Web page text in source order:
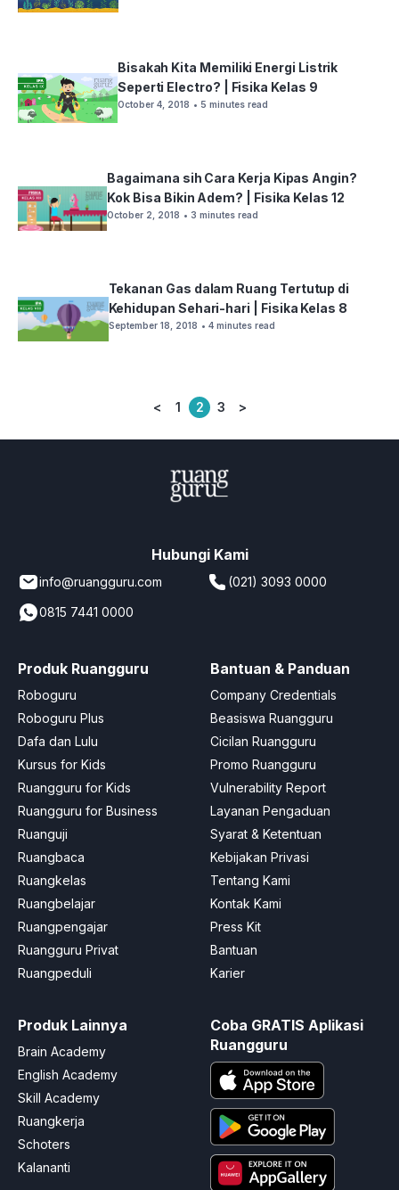
Bisakah Kita Memiliki Energi Listrik
Seperti Electro? | Fisika Kelas 9
October 4, 2018 • 5 minutes read
Bagaimana sih Cara Kerja Kipas Angin?
Kok Bisa Bikin Adem? | Fisika Kelas 12
October 2, 2018 • 3 minutes read
Tekanan Gas dalam Ruang Tertutup di
Kehidupan Sehari-hari | Fisika Kelas 8
September 18, 2018 • 4 minutes read
Posts
< 1 2 3 >
Hubungi Kami
info@ruangguru.com
(021) 3093 0000
0815 7441 0000
Produk Ruangguru
Roboguru
Roboguru Plus
Dafa dan Lulu
Kursus for Kids
Ruangguru for Kids
Ruangguru for Business
Ruanguji
Ruangbaca
Ruangkelas
Ruangbelajar
Ruangpengajar
Ruangguru Privat
Ruangpeduli
Bantuan & Panduan
Company Credentials
Beasiswa Ruangguru
Cicilan Ruangguru
Promo Ruangguru
Vulnerability Report
Layanan Pengaduan
Syarat & Ketentuan
Kebijakan Privasi
Tentang Kami
Kontak Kami
Press Kit
Bantuan
Karier
Produk Lainnya
Brain Academy
English Academy
Skill Academy
Ruangkerja
Schoters
Kalananti
Coba GRATIS Aplikasi
Ruangguru